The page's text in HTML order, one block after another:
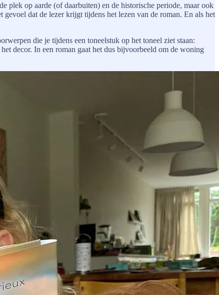
plek op aarde (of daarbuiten) en de historische periode, maar ook
dat de lezer krijgt tijdens het lezen van de roman. En als het
die je tijdens een toneelstuk op het toneel ziet staan:
decor. In een roman gaat het dus bijvoorbeeld om de woning